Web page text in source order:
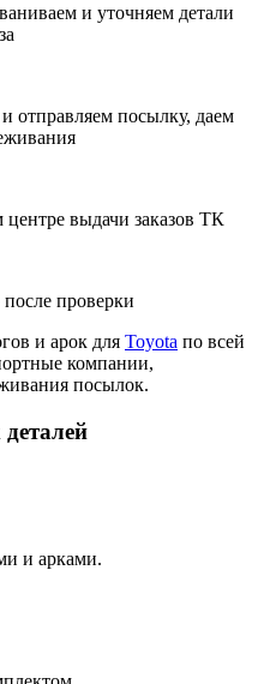
и уточняем детали
отправляем посылку, даем
центре выдачи заказов ТК
проверки
и арок для Toyota по всей
компании,
посылок.
и арками.